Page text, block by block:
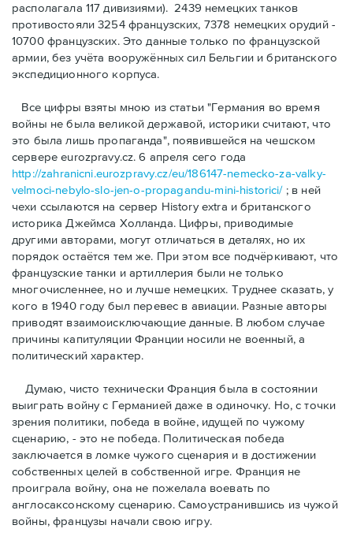
располагала 117 дивизиями). 2439 немецких танков
противостояли 3254 французских, 7378 немецких орудий -
10700 французских. Это данные только по французской
армии, без учёта вооружённых сил Бельгии и британского
экспедиционного корпуса.
Bсе цифры взяты мною из статьи "Германия во время
войны не была великой державой, историки считают, что
это была лишь пропаганда", появившейся на чешском
сервере eurozpravy.cz. 6 апреля сего года
http://zahranicni.eurozpravy.cz/eu/186147-nemecko-za-valky-
velmoci-nebylo-slo-jen-o-propagandu-mini-historici/; в ней
чехи ссылаются на сервер History extra и британского
историка Джеймса Холланда. Цифры, привoдимые
другими авторами, могут отличаться в деталях, но их
порядок остаётся тем же. При этом все подчёркивают, что
французские танки и артиллерия были не только
многочисленнее, но и лучше немецких. Труднее сказать, у
кого в 1940 году был перевес в авиации. Разные авторы
приводят взаимоисключающие данные. В любом случае
причины капитуляции Франции носили не военный, а
политический характер.
Думаю, чисто технически Франция была в состоянии
выиграть войну с Германией даже в одиночку. Но, с точки
зрения политики, победа в войне, идущей по чужому
сценарию, - это не победа. Политическая победа
заключается в ломке чужого сценария и в достижении
собственных целей в собственной игре. Франция не
проиграла войну, она не пожелала воевать по
англосаксонскому сценарию. Самоустранившись из чужой
войны, французы начали свою игру.